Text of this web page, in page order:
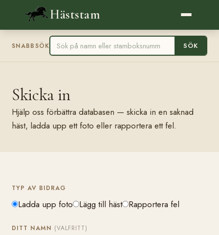
Häststam
SNABBSÖK SÖK
Skicka in
Hjälp oss förbättra databasen — skicka in en saknad
häst, ladda upp ett foto eller rapportera ett fel.
TYP AV BIDRAG
Ladda upp foto Lägg till häst Rapportera fel
DITT NAMN (VALFRITT)